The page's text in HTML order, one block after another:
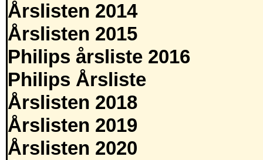
Årslisten 2014
Årslisten 2015
Philips årsliste 2016
Philips Årsliste
Årslisten 2018
Årslisten 2019
Årslisten 2020